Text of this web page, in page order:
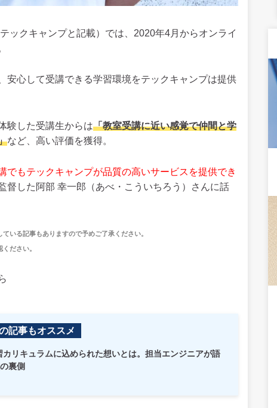
テックキャンプと記載）では、2020年4月からオンライ
安心して受講できる学習環境をテックキャンプは提供
験した受講生からは「教室受講に近い感覚で仲間と学
など、高い評価を獲得。
でもテックキャンプが品質の高いサービスを提供でき
督した阿部 幸一郎（あべ・こういちろう）さんに話
いる記事もありますので予めご了承ください。
ください。
記事もオススメ
リキュラムに込められた想いとは。担当エンジニアが語
裏側